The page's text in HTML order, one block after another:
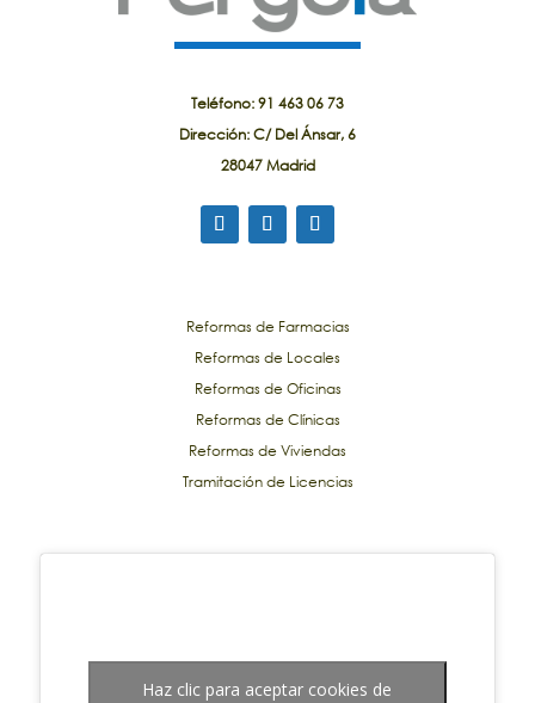
Teléfono: 91 463 06 73
Dirección: C/ Del Ánsar, 6
28047 Madrid
Reformas de Farmacias
Reformas de Locales
Reformas de Oficinas
Reformas de Clínicas
Reformas de Viviendas
Tramitación de Licencias
Haz clic para aceptar cookies de